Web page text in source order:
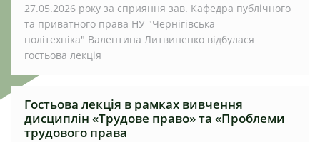
27.05.2026 року за сприяння зав. Кафедра публічного
та приватного права НУ "Чернігівська
політехніка" Валентина Литвиненко відбулася
гостьова лекція
Гостьова лекція в рамках вивчення
дисциплін «Трудове право» та «Проблеми
трудового права